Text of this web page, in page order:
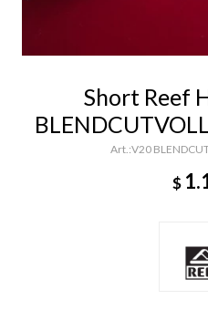
Short Reef
V20
$